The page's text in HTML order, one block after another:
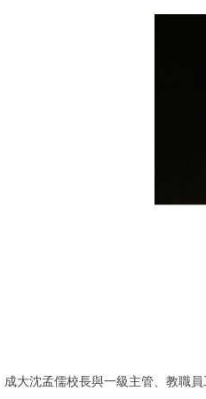
成大沈孟儒校長與一級主管、教職